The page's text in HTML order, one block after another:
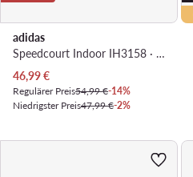
adidas
Speedcourt Indoor IH3158 · Hallenschuhe
Aktueller Preis
46,99€
Regulärer Preis54,99 €-14%
Niedrigster Preis47,99 €-2%